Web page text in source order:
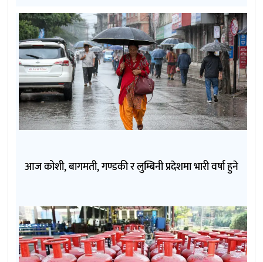
आज कोशी, बागमती, गण्डकी र लुम्बिनी प्रदेशमा भारी वर्षा हुने